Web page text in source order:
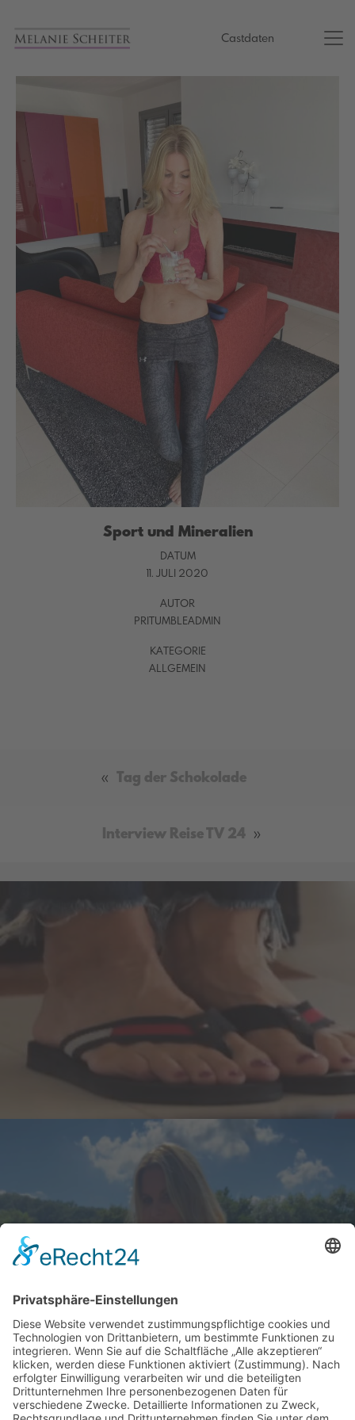
Castdaten
Sport und Mineralien
DATUM
11. JULI 2020
AUTOR
PRITUMBLEADMIN
KATEGORIE
ALLGEMEIN
« Tag der Schokolade
Interview Reise TV 24 »
Efasit Fußpflege
Schick zum SportImpressum
Datenschutz
Facebook
Instagram